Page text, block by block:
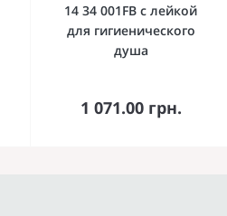
14 34 001FB с лейкой
для гигиенического
душа
1 071.00 грн.
В корзину